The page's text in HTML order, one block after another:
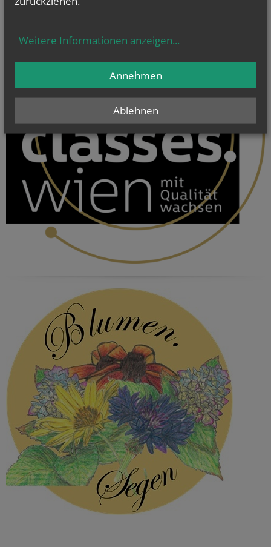
Weitere Informationen anzeigen...
Ablehnen
Annehmen